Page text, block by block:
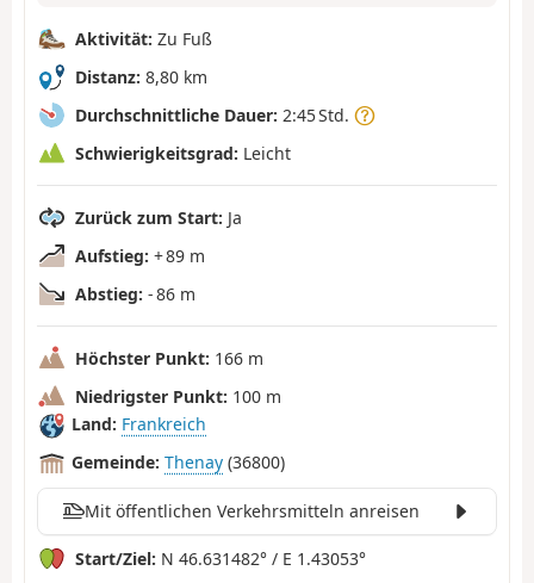
Aktivität: Zu Fuß
Distanz: 8,80 km
Durchschnittliche Dauer: 2:45 Std.
Schwierigkeitsgrad: Leicht
Zurück zum Start: Ja
Aufstieg: + 89 m
Abstieg: - 86 m
Höchster Punkt: 166 m
Niedrigster Punkt: 100 m
Land: Frankreich
Gemeinde: Thenay (36800)
Mit öffentlichen Verkehrsmitteln anreisen
Start/Ziel: N 46.631482° / E 1.43053°